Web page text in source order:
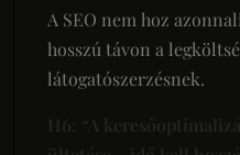
A SEO nem hoz
hosszú távon a
látogatószerzésnek.
H6: “A